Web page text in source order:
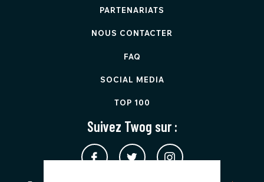
PARTENARIATS
NOUS CONTACTER
FAQ
SOCIAL MEDIA
TOP 100
Suivez Twog sur :